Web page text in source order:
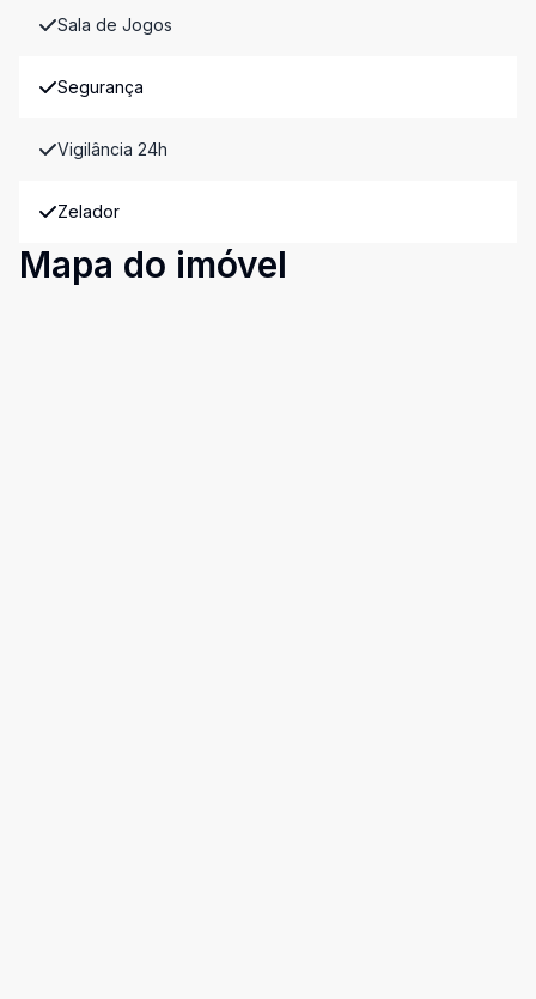
Sala de Jogos
Segurança
Vigilância 24h
Zelador
Mapa do imóvel